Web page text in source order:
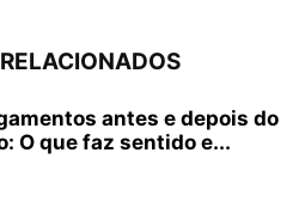
antes e depois do
O que faz sentido e...